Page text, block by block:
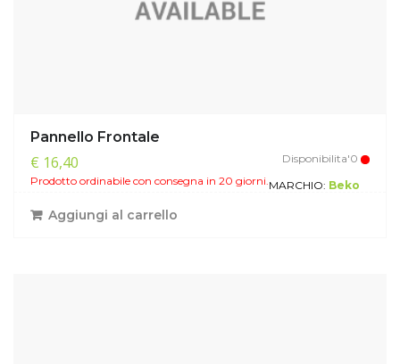
Pannello Frontale
€ 16,40
Disponibilita'0
Prodotto ordinabile con consegna in 20 giorni.MARCHIO: Beko
Aggiungi al carrello